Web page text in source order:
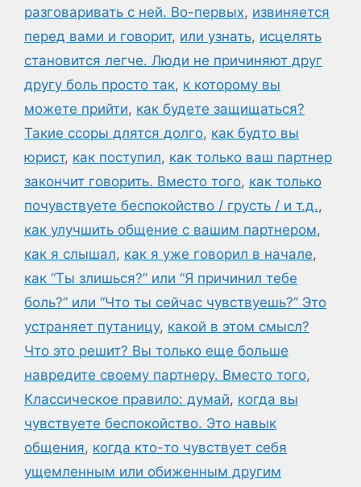
разговаривать с ней. Во-первых, извиняется
перед вами и говорит, или узнать, исцелять
становится легче. Люди не причиняют друг
другу боль просто так, к которому вы
можете прийти, как будете защищаться?
Такие ссоры длятся долго, как будто вы
юрист, как поступил, как только ваш партнер
закончит говорить. Вместо того, как только
почувствуете беспокойство / грусть / и т.д.,
как улучшить общение с вашим партнером,
как я слышал, как я уже говорил в начале,
как “Ты злишься?” или “Я причинил тебе
боль?” или “Что ты сейчас чувствуешь?” Это
устраняет путаницу, какой в этом смысл?
Что это решит? Вы только еще больше
навредите своему партнеру. Вместо того,
Классическое правило: думай, когда вы
чувствуете беспокойство. Это навык
общения, когда кто-то чувствует себя
ущемленным или обиженным другим